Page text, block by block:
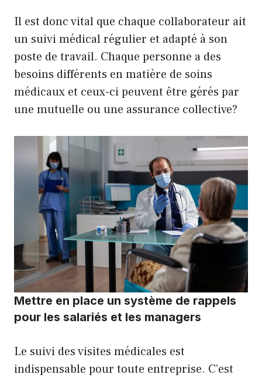
Il est donc vital que chaque collaborateur ait
un suivi médical régulier et adapté à son
poste de travail. Chaque personne a des
besoins différents en matière de soins
médicaux et ceux-ci peuvent être gérés par
une mutuelle ou une assurance collective?
Mettre en place un système de rappels
pour les salariés et les managers
Le suivi des visites médicales est
indispensable pour toute entreprise. C’est